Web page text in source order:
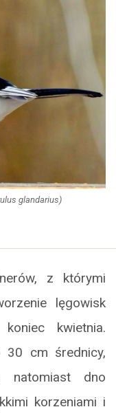
glandarius)
z którymi
lęgowisk
kwietnia.
30 cm średnicy,
natomiast dno
korzeniami i